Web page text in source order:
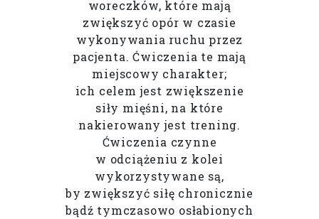
woreczków, które mają
zwiększyć opór w czasie
wykonywania ruchu przez
pacjenta. Ćwiczenia te mają
miejscowy charakter;
ich celem jest zwiększenie
siły mięśni, na które
nakierowany jest trening.
Ćwiczenia czynne
w odciążeniu z kolei
wykorzystywane są,
by zwiększyć siłę chronicznie
bądź tymczasowo osłabionych